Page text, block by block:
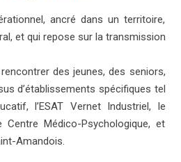
ancré dans un territoire,
et qui repose sur la transmission
des jeunes, des seniors,
d’établissements spécifiques tel
l’ESAT Vernet Industriel, le
Centre Médico-Psychologique, et
Amandois.